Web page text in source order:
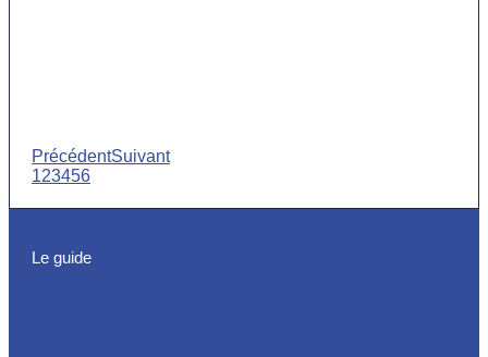
PrécédentSuivant
123456
Le guide